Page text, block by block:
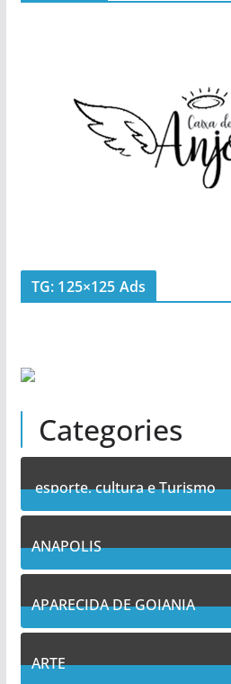
TG: 125×125 Ads
Categories
esporte, cultura e Turismo
7Posts
ANAPOLIS
11Posts
APARECIDA DE GOIANIA
14Posts
ARTE